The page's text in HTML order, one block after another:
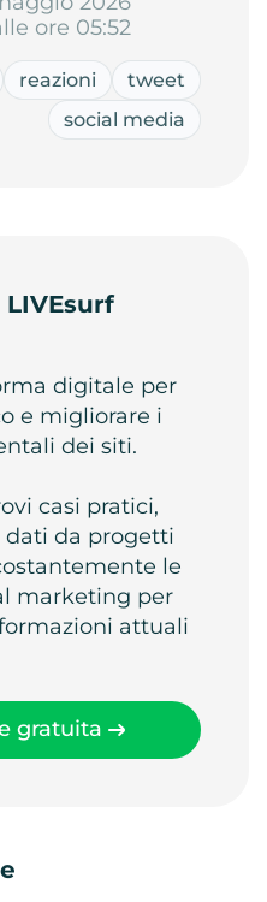
ore 05:52
reazioni
tweet
social media
LIVEsurf
digitale per
e migliorare i
dei siti.
casi pratici,
dati da progetti
le
marketing per
attuali
gratuita